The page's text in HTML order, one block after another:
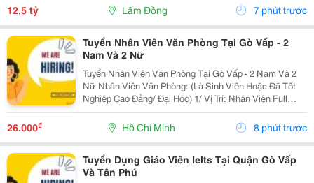
12,5 tỷ Lâm Đồng 7 phút trước
Tuyển Nhân Viên Văn Phòng Tại Gò Vấp - 2
Nam Và 2 Nữ
Tuyển Nhân Viên Văn Phòng Tại Gò Vấp - 2 Nam Và 2
Nữ Nhân Viên Văn Phòng: (Là Sinh Viên Hoặc Đã Tốt
Nghiệp Cao Đẳng/ Đại Học) 1/ Vị Trí: Nhân Viên Full
Time (2 Nam 2 Nữ) Ca Làm: 13:00 Đến 21:00 (1 Tháng
Được Nghỉ Phép 1 Ngày, Và Hưởng Các Ngày...
26.000₫ Hồ Chí Minh 8 phút trước
Tuyển Dụng Giáo Viên Ielts Tại Quận Gò Vấp
Và Tân Phú